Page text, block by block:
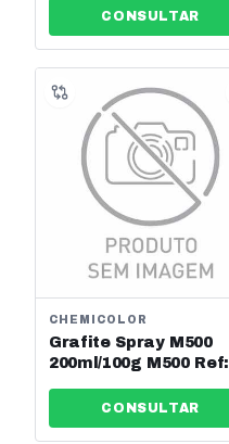
CONSULTAR
CHEMICOLOR
Grafite Spray M500
200ml/100g M500 Ref:
CONSULTAR